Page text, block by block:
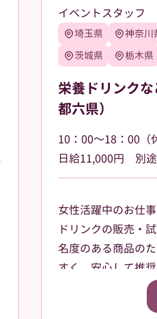
イベントスタッフ
埼玉県 神奈川
茨城県
栃木県
栄養ドリンク
都六県）
女性活躍中のお仕
ドリンクの販売・
名度のある商品の
すく、安心して推
一都六県（茨城県
県、東京都、神奈